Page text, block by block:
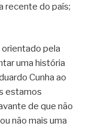
recente do país;
orientado pela
uma história
Cunha ao
estamos
de que não
não mais uma